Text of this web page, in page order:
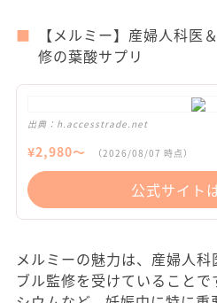
【メルミー】産婦人科医
修の葉酸サプリ
出典： h.accesstrade.net
¥2,980〜 （2026/08/07 時点）
公式サイト
メルミーの魅力は、産婦人
ブル監修を受けていること